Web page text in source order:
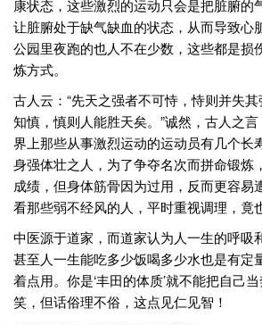
康状态，这些激烈的运动只会是把脏腑的
让脏腑处于缺气缺血的状态，从而导致心
公园里夜跑的也人不在少数，这些都是损
炼方式。
古人云：“先天之强者不可恃，恃则并失
知慎，慎则人能胜天矣。”诚然，古人之
界上那些从事激烈运动的运动员有几个长
身强体壮之人，为了争夺名次而拼命锻炼
成绩，但身体筋骨因为过用，反而更容易
看那些弱不经风的人，平时重视调理，竟
中医源于道家，而道家认为人一生的呼吸
甚至人一生能吃多少饭喝多少水也是有定
着点用。你是‘丰田的体质’就不能把自己
笑，但话俗理不俗，这点见仁见智！